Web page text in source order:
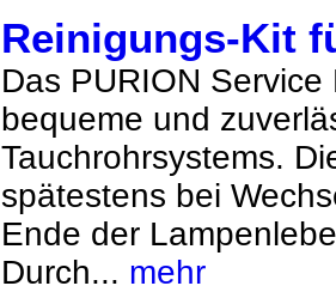
Reinigungs-Kit
Das PURION
bequeme und
Tauchrohrsystems.
spätestens bei
Ende der
Durch... mehr